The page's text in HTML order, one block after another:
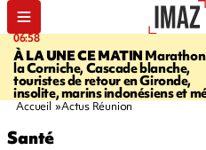
06:58
À LA UNE CE MATIN
la Corniche, Cascade blanche,
touristes de retour en Gironde,
insolite, marins indonésiens et
Accueil Actus Réunion
Santé